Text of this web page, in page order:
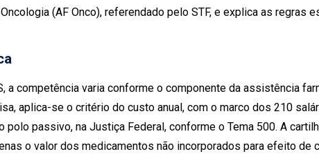
(AF Onco), referendado pelo STF, e explica as
a competência varia conforme o componente da assistência
aplica-se o critério do custo anual, com o marco dos 210
polo passivo, na Justiça Federal, conforme o Tema 500. A
o valor dos medicamentos não incorporados para efeito de